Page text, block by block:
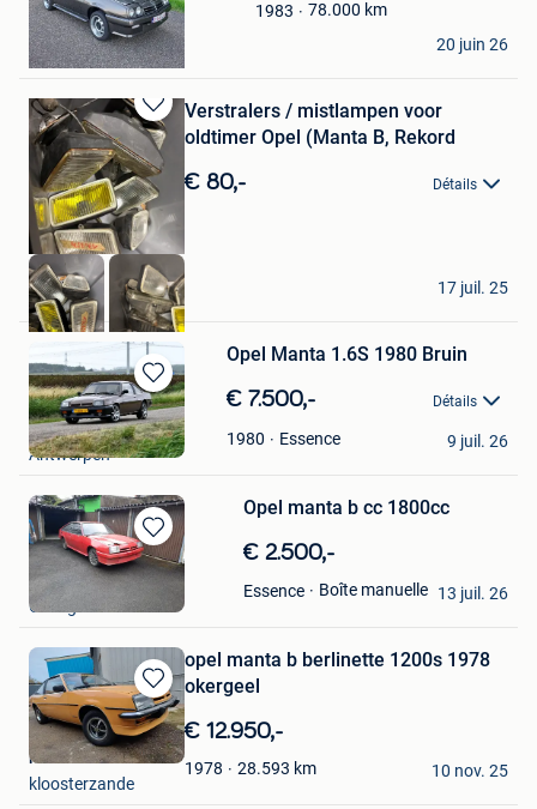
1983 78.000 km
Dylan
Moerbeke
20 juin 26
Sauvegarder
dans
Mes
Favoris
Verstralers / mistlampen voor
oldtimer Opel (Manta B, Rekord
€ 80,- Détails
gm
Leuven
17 juil. 25
Sauvegarder
dans
Mes
Favoris
Opel Manta 1.6S 1980 Bruin
€ 7.500,- Détails
1980 Essence
Reinaldo
Antwerpen
9 juil. 26
Sauvegarder
dans
Favoris
Opel manta b cc 1800cc
€ 2.500,-
Essence Boîte manuelle
Richard
Grivegnee
13 juil. 26
Sauvegarder
dans
Mes
Favoris
opel manta b berlinette 1200s 1978
okergeel
€ 12.950,-
1978 28.593 km
maan
kloosterzande
10 nov. 25